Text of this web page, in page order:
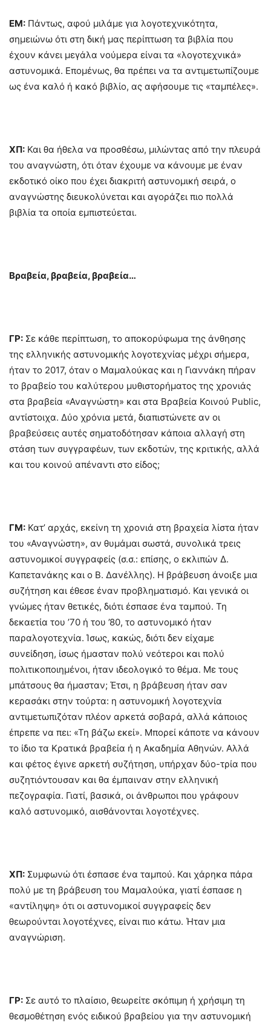
ΕΜ: Πάντως, αφού μιλάμε για λογοτεχνικότητα,
σημειώνω ότι στη δική μας περίπτωση τα βιβλία που
έχουν κάνει μεγάλα νούμερα είναι τα «λογοτεχνικά»
αστυνομικά. Επομένως, θα πρέπει να τα αντιμετωπίζουμε
ως ένα καλό ή κακό βιβλίο, ας αφήσουμε τις «ταμπέλες».
ΧΠ: Και θα ήθελα να προσθέσω, μιλώντας από την πλευρά
του αναγνώστη, ότι όταν έχουμε να κάνουμε με έναν
εκδοτικό οίκο που έχει διακριτή αστυνομική σειρά, ο
αναγνώστης διευκολύνεται και αγοράζει πιο πολλά
βιβλία τα οποία εμπιστεύεται.
Βραβεία, βραβεία, βραβεία…
ΓΡ: Σε κάθε περίπτωση, το αποκορύφωμα της άνθησης
της ελληνικής αστυνομικής λογοτεχνίας μέχρι σήμερα,
ήταν το 2017, όταν ο Μαμαλούκας και η Γιαννάκη πήραν
το βραβείο του καλύτερου μυθιστορήματος της χρονιάς
στα βραβεία «Αναγνώστη» και στα Βραβεία Κοινού Public,
αντίστοιχα. Δύο χρόνια μετά, διαπιστώνετε αν οι
βραβεύσεις αυτές σηματοδότησαν κάποια αλλαγή στη
στάση των συγγραφέων, των εκδοτών, της κριτικής, αλλά
και του κοινού απέναντι στο είδος;
ΓΜ: Κατ’ αρχάς, εκείνη τη χρονιά στη βραχεία λίστα ήταν
του «Αναγνώστη», αν θυμάμαι σωστά, συνολικά τρεις
αστυνομικοί συγγραφείς (σ.σ.: επίσης, ο εκλιπών Δ.
Καπετανάκης και ο Β. Δανέλλης). Η βράβευση άνοιξε μια
συζήτηση και έθεσε έναν προβληματισμό. Και γενικά οι
γνώμες ήταν θετικές, διότι έσπασε ένα ταμπού. Τη
δεκαετία του ’70 ή του ’80, το αστυνομικό ήταν
παραλογοτεχνία. Ίσως, κακώς, διότι δεν είχαμε
συνείδηση, ίσως ήμασταν πολύ νεότεροι και πολύ
πολιτικοποιημένοι, ήταν ιδεολογικό το θέμα. Με τους
μπάτσους θα ήμασταν; Έτσι, η βράβευση ήταν σαν
κερασάκι στην τούρτα: η αστυνομική λογοτεχνία
αντιμετωπιζόταν πλέον αρκετά σοβαρά, αλλά κάποιος
έπρεπε να πει: «Τη βάζω εκεί». Μπορεί κάποτε να κάνουν
το ίδιο τα Κρατικά βραβεία ή η Ακαδημία Αθηνών. Αλλά
και φέτος έγινε αρκετή συζήτηση, υπήρχαν δύο-τρία που
συζητιόντουσαν και θα έμπαιναν στην ελληνική
πεζογραφία. Γιατί, βασικά, οι άνθρωποι που γράφουν
καλό αστυνομικό, αισθάνονται λογοτέχνες.
ΧΠ: Συμφωνώ ότι έσπασε ένα ταμπού. Και χάρηκα πάρα
πολύ με τη βράβευση του Μαμαλούκα, γιατί έσπασε η
«αντίληψη» ότι οι αστυνομικοί συγγραφείς δεν
θεωρούνται λογοτέχνες, είναι πιο κάτω. Ήταν μια
αναγνώριση.
ΓΡ: Σε αυτό το πλαίσιο, θεωρείτε σκόπιμη ή χρήσιμη τη
θεσμοθέτηση ενός ειδικού βραβείου για την αστυνομική